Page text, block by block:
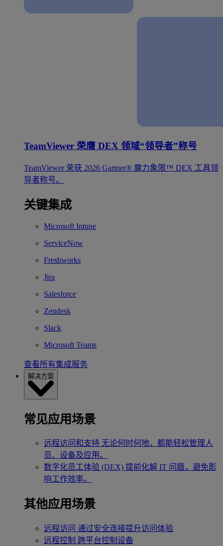
TeamViewer 荣膺 DEX 领域“领导者”称号
TeamViewer 荣获 2026 Gartner® 魔力象限™ DEX 工具领
导者称号。
关键集成
Microsoft Intune
ServiceNow
Freshworks
Jira
Salesforce
Zendesk
Slack
Microsoft Teams
查看所有集成服务
解决方案
常见应用场景
远程访问和支持 无论何时何地，都能轻松管理人
员、设备及应用。
数字化员工体验 (DEX) 提前化解 IT 问题，避免影
响工作效率。
其他应用场景
远程访问 通过安全连接提升访问体验
远程控制 跨平台控制设备